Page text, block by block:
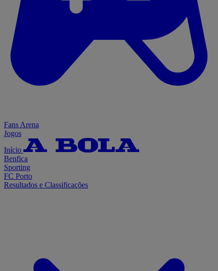
Fans Arena
Jogos
Início
Benfica
Sporting
FC Porto
Resultados e Classificações